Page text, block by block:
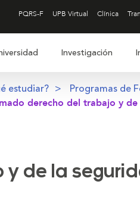
PQRS-F UPB Virtual Clínica
Investigación
estudiar? Programas de
derecho del trabajo y
y de la